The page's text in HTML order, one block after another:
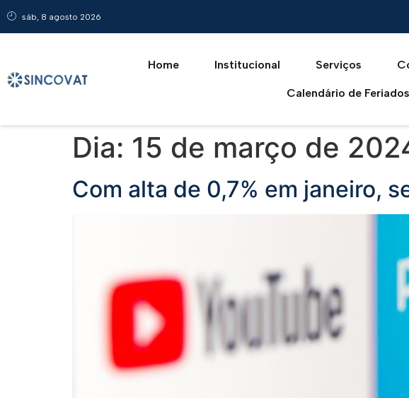
sáb, 8 agosto 2026
Home Institucional Serviços
Calendário de Feriados
Dia: 15 de março de
Com alta de 0,7% em janeiro,